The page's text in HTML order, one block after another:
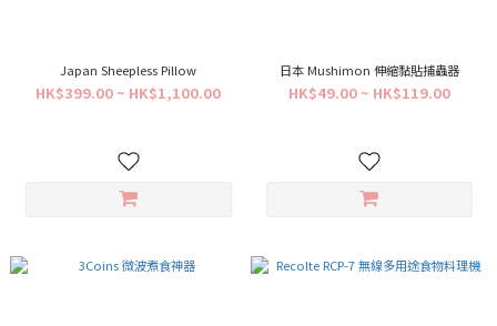
Japan Sheepless Pillow
HK$399.00 ~ HK$1,100.00
日本 Mushimon 伸縮黏貼捕蟲器
HK$49.00 ~ HK$119.00